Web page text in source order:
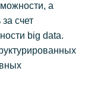
а
счет
big data.